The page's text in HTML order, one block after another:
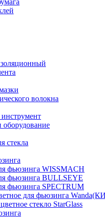
волокна
стекла
фьюзинга WISSMACH
фьюзинга BULLSEYE
фьюзинга SPECTRUM
для фьюзинга
стекло StarGlass